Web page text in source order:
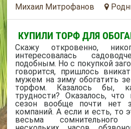
Михаил Митрофанов
КУПИЛИ ТОРФ ДЛЯ
Скажу откровенно,
интересовалась
подобным. Но с покупкой
говорится, пришлось
мужем на зиму обогатить
торфом. Казалось бы,
трудности? Оказалось,
сезон вообще почти нет
компаний. А если и есть, то
весьма сомнительного